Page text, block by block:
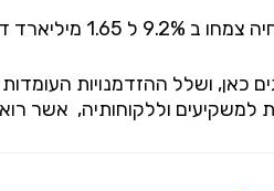
נכסים נזילים גדול יותר מחובותיה השוטפים.
כאן, ושלל ההזדמנויות
למשקיעים וללקוחותיה, אשר